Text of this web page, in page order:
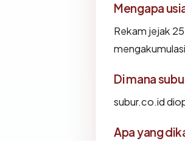
Mengapa
Rekam jejak
Di mana
subur.co.id
Apa yang